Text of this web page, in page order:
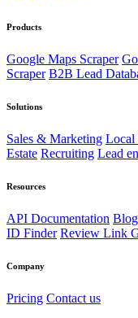
Products
Google Maps Scraper
Scraper B2B Lead
Solutions
Sales & Marketing Local
Estate Recruiting Lead
Resources
API Documentation Blog
ID Finder Review Link
Company
Pricing Contact us